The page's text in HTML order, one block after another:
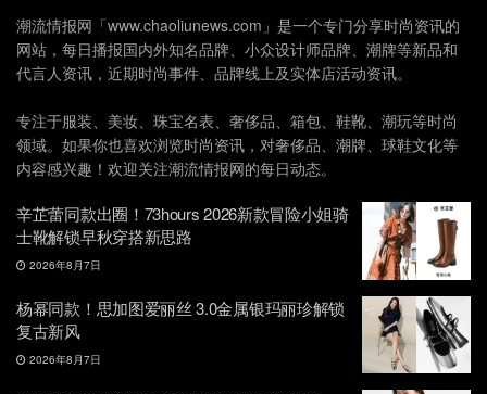
潮流情报网「www.chaoliunews.com」是一个专门分享时尚资讯的
网站，每日播报国内外知名品牌、小众设计师品牌、潮牌等新品和
代言人资讯，近期时尚事件、品牌线上及实体店活动资讯。
专注于服装、美妆、珠宝名表、奢侈品、箱包、鞋靴、潮玩等时尚
领域。如果你也喜欢浏览时尚资讯，对奢侈品、潮牌、球鞋文化等
内容感兴趣！欢迎关注潮流情报网的每日动态。
辛芷蕾同款出圈！73hours 2026新款冒险小姐骑
士靴解锁早秋穿搭新思路
2026年8月7日
杨幂同款！思加图爱丽丝 3.0金属银玛丽珍解锁
复古新风
2026年8月7日